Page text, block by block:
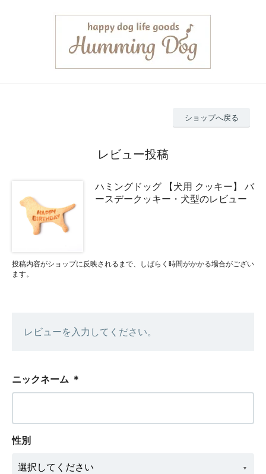
ショップへ戻る
レビュー投稿
ハミングドッグ 【犬用 クッキー】 バ
ースデークッキー・犬型のレビュー
投稿内容がショップに反映されるまで、しばらく時間がかかる場合がござい
ます。
レビューを入力してください。
ニックネーム ＊
性別